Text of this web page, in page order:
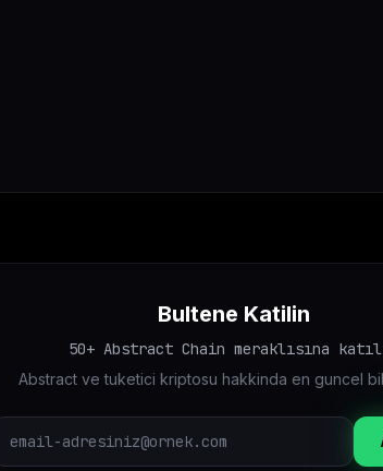
Bultene Katilin
50+ Abstract Chain meraklısına
Abstract ve tuketici kriptosu hakkinda en guncel